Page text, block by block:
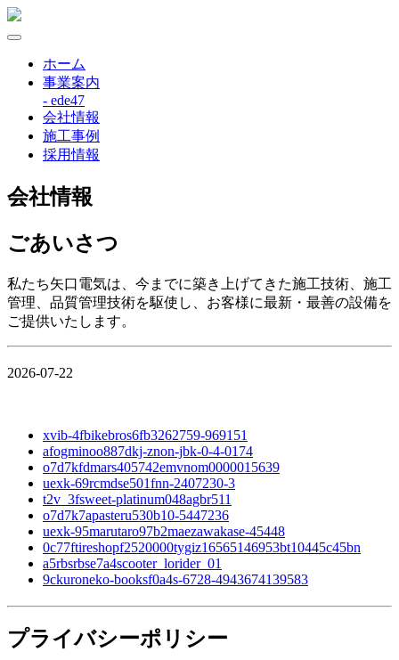
ホーム
事業案内
- ede47
会社情報
施工事例
採用情報
会社情報
ごあいさつ
私たち矢口電気は、今までに築き上げてきた施工技術、施工
管理、品質管理技術を駆使し、お客様に最新・最善の設備を
ご提供いたします。
2026-07-22
xvib-4fbikebros6fb3262759-969151
afogminoo887dkj-znon-jbk-0-4-0174
o7d7kfdmars405742emvnom0000015639
uexk-69rcmdse501fnn-2407230-3
t2v_3fsweet-platinum048agbr511
o7d7k7apasteru530b10-5447236
uexk-95marutaro97b2maezawakase-45448
0c77ftireshopf2520000tygiz16565146953bt10445c45bn
a5rbsrbse7a4scooter_lorider_01
9ckuroneko-booksf0a4s-6728-4943674139583
プライバシーポリシー